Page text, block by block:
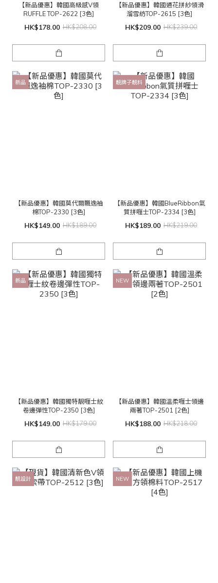
【新品優惠】韓國高級感V領
RUFFLE TOP-2622 [3色]
HK$178.00 HK$208.00
【新品優惠】韓國通花拼紗領滑
溜雪紡TOP-2615 [3色]
HK$209.00 HK$239.00
新品
【新品優惠】韓國莫代爾飄逸袖
棉TOP-2330 [3色]
HK$149.00 HK$189.00
靚牌子靚料
【新品優惠】韓國BlueRibbon氣
質拼喱士TOP-2334 [3色]
HK$189.00 HK$219.00
新品
【新品優惠】韓國獨特靚喱士紋
卷邊彈性TOP-2350 [3色]
HK$149.00 HK$179.00
NEW
【新品優惠】韓國溫柔喱士領邊
兩著TOP-2501 [2色]
HK$188.00 HK$218.00
靚設計 NEW